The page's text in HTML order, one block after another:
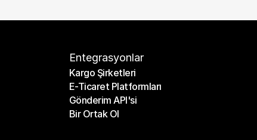
Entegrasyonlar
Kargo Şirketleri
Kargo Şirketleri
E-Ticaret Platformları
E-Ticaret Platformları
Gönderim API'si
Gönderim API'si
Bir Ortak Ol